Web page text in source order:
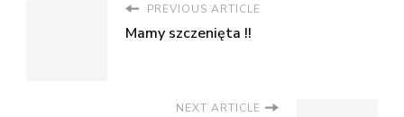
PREVIOUS ARTICLE
Mamy szczenięta !!
NEXT ARTICLE